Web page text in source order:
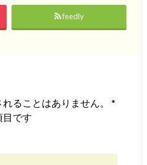
feedly
ることはありません。
*
目です